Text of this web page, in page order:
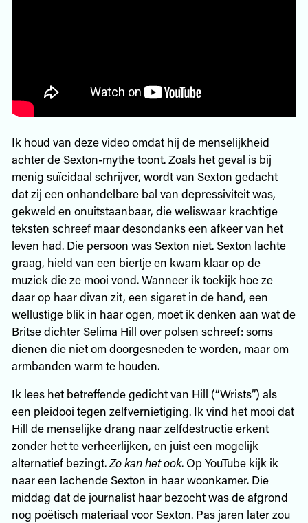
Ik houd van deze video omdat hij de menselijkheid
achter de Sexton-mythe toont. Zoals het geval is bij
menig suïcidaal schrijver, wordt van Sexton gedacht
dat zij een onhandelbare bal van depressiviteit was,
gekweld en onuitstaanbaar, die weliswaar krachtige
teksten schreef maar desondanks een afkeer van het
leven had. Die persoon was Sexton niet. Sexton lachte
graag, hield van een biertje en kwam klaar op de
muziek die ze mooi vond. Wanneer ik toekijk hoe ze
daar op haar divan zit, een sigaret in de hand, een
wellustige blik in haar ogen, moet ik denken aan wat de
Britse dichter Selima Hill over polsen schreef: soms
dienen die niet om doorgesneden te worden, maar om
armbanden warm te houden.
Ik lees het betreffende gedicht van Hill (“Wrists”) als
een pleidooi tegen zelfvernietiging. Ik vind het mooi dat
Hill de menselijke drang naar zelfdestructie erkent
zonder het te verheerlijken, en juist een mogelijk
alternatief bezingt.Zo kan het ook. Op YouTube kijk ik
naar een lachende Sexton in haar woonkamer. Die
middag dat de journalist haar bezocht was de afgrond
nog poëtisch materiaal voor Sexton. Pas jaren later zou